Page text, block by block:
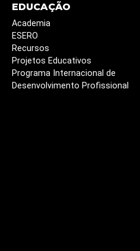
EDUCAÇÃO
Academia
ESERO
Recursos
Projetos Educativos
Programa Internacional de
Desenvolvimento Profissional